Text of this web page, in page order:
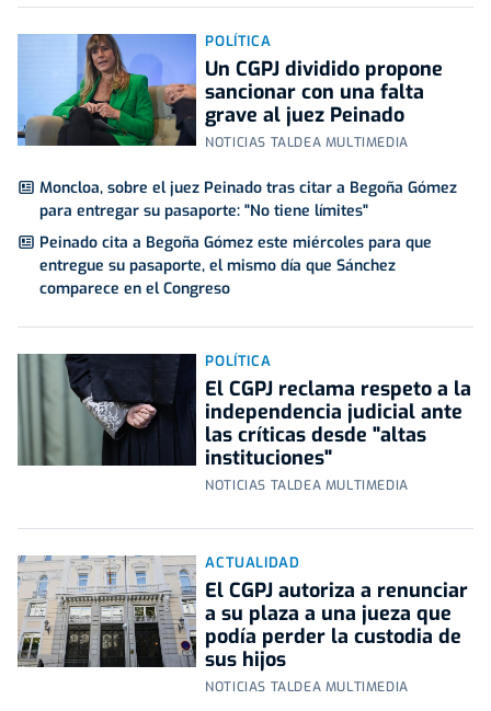
POLÍTICA
Un CGPJ dividido propone
sancionar con una falta
grave al juez Peinado
NOTICIAS TALDEA MULTIMEDIA
Moncloa, sobre el juez Peinado tras citar a Begoña Gómez
para entregar su pasaporte: "No tiene límites"
Peinado cita a Begoña Gómez este miércoles para que
entregue su pasaporte, el mismo día que Sánchez
comparece en el Congreso
POLÍTICA
El CGPJ reclama respeto a la
independencia judicial ante
las críticas desde "altas
instituciones"
NOTICIAS TALDEA MULTIMEDIA
ACTUALIDAD
El CGPJ autoriza a renunciar
a su plaza a una jueza que
podía perder la custodia de
sus hijos
NOTICIAS TALDEA MULTIMEDIA